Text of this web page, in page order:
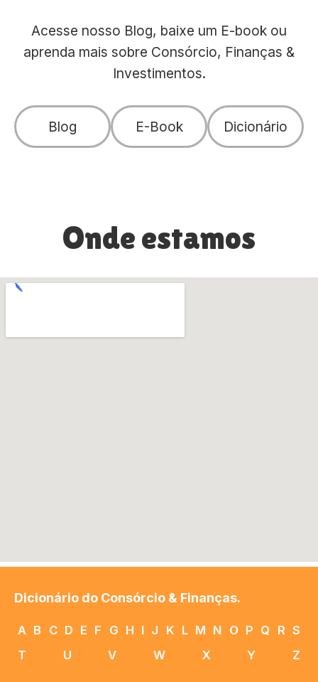
Acesse nosso Blog, baixe um E-book ou
aprenda mais sobre Consórcio, Finanças &
Investimentos.
Blog E-Book Dicionário
Onde estamos
Dicionário do Consórcio & Finanças.
A B C D E F G H I J K L M N O P Q R S
T
U V W X Y Z